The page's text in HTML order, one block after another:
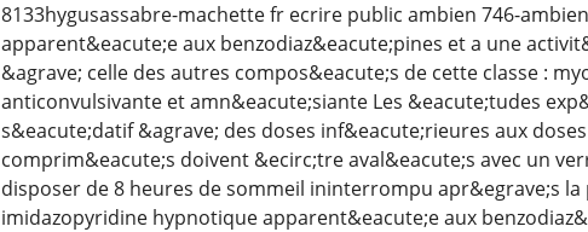
8133hygusassabre-machette fr ecrire public ambien 746-
apparent&eacute;e aux benzodiaz&eacute;pines et a une
&agrave; celle des autres compos&eacute;s de cette classe :
anticonvulsivante et amn&eacute;siante Les &eacute;tudes
s&eacute;datif &agrave; des doses inf&eacute;rieures aux
comprim&eacute;s doivent &ecirc;tre aval&eacute;s avec un
disposer de 8 heures de sommeil ininterrompu apr&egrave;s
imidazopyridine hypnotique apparent&eacute;e aux